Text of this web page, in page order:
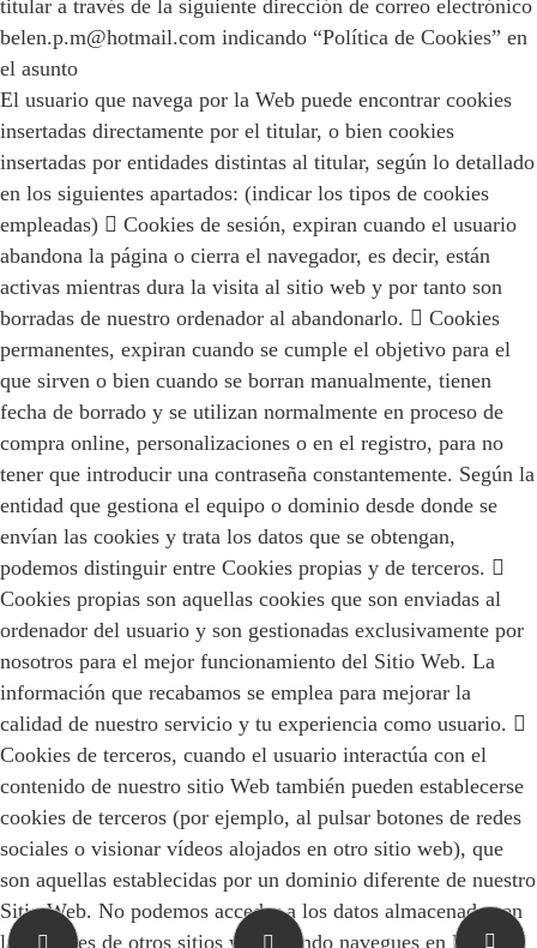
titular a través de la siguiente dirección de correo electrónico
belen.p.m@hotmail.com indicando “Política de Cookies” en
el asunto
El usuario que navega por la Web puede encontrar cookies
insertadas directamente por el titular, o bien cookies
insertadas por entidades distintas al titular, según lo detallado
en los siguientes apartados: (indicar los tipos de cookies
empleadas)  Cookies de sesión, expiran cuando el usuario
abandona la página o cierra el navegador, es decir, están
activas mientras dura la visita al sitio web y por tanto son
borradas de nuestro ordenador al abandonarlo.  Cookies
permanentes, expiran cuando se cumple el objetivo para el
que sirven o bien cuando se borran manualmente, tienen
fecha de borrado y se utilizan normalmente en proceso de
compra online, personalizaciones o en el registro, para no
tener que introducir una contraseña constantemente. Según la
entidad que gestiona el equipo o dominio desde donde se
envían las cookies y trata los datos que se obtengan,
podemos distinguir entre Cookies propias y de terceros. 
Cookies propias son aquellas cookies que son enviadas al
ordenador del usuario y son gestionadas exclusivamente por
nosotros para el mejor funcionamiento del Sitio Web. La
información que recabamos se emplea para mejorar la
calidad de nuestro servicio y tu experiencia como usuario. 
Cookies de terceros, cuando el usuario interactúa con el
contenido de nuestro sitio Web también pueden establecerse
cookies de terceros (por ejemplo, al pulsar botones de redes
sociales o visionar vídeos alojados en otro sitio web), que
son aquellas establecidas por un dominio diferente de nuestro
Sitio Web. No podemos acceder a los datos almacenados en
las cookies de otros sitios web cuando navegues en los